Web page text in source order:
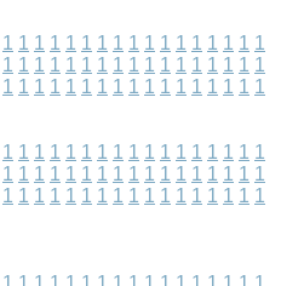
1 1 1 1 1 1 1 1 1 1 1 1 1 1 1 1 1
1 1 1 1 1 1 1 1 1 1 1 1 1 1 1 1 1
1 1 1 1 1 1 1 1 1 1 1 1 1 1 1 1 1
1 1 1 1 1 1 1 1 1 1 1 1 1 1 1 1 1
1 1 1 1 1 1 1 1 1 1 1 1 1 1 1 1 1
1 1 1 1 1 1 1 1 1 1 1 1 1 1 1 1 1